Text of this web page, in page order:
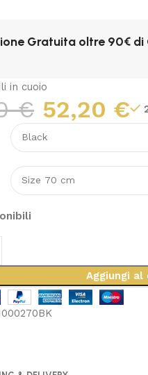
Gratuita oltre 90€ di
in cuoio
€ 52,20 €
Aggiungi al